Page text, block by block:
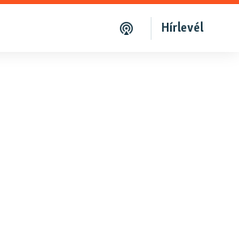
Hírlevél